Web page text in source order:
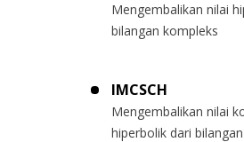
Mengembalikan nilai
bilangan kompleks
IMCSCH
Mengembalikan nilai
hiperbolik dari